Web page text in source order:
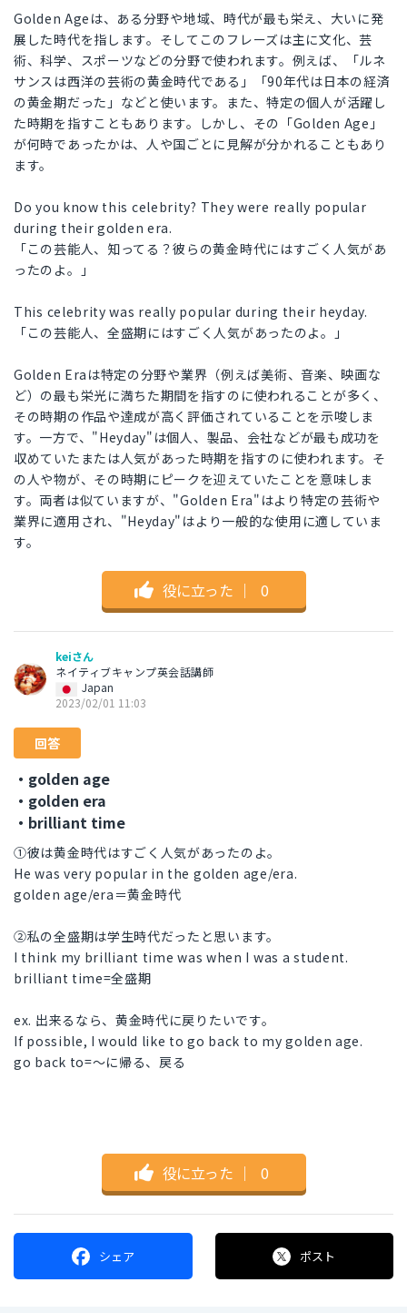
Golden Ageは、ある分野や地域、時代が最も栄え、大いに発
展した時代を指します。そしてこのフレーズは主に文化、芸
術、科学、スポーツなどの分野で使われます。例えば、「ルネ
サンスは西洋の芸術の黄金時代である」「90年代は日本の経済
の黄金期だった」などと使います。また、特定の個人が活躍し
た時期を指すこともあります。しかし、その「Golden Age」
が何時であったかは、人や国ごとに見解が分かれることもあり
ます。
Do you know this celebrity? They were really popular
during their golden era.
「この芸能人、知ってる？彼らの黄金時代にはすごく人気があ
ったのよ。」
This celebrity was really popular during their heyday.
「この芸能人、全盛期にはすごく人気があったのよ。」
Golden Eraは特定の分野や業界（例えば美術、音楽、映画な
ど）の最も栄光に満ちた期間を指すのに使われることが多く、
その時期の作品や達成が高く評価されていることを示唆しま
す。一方で、"Heyday"は個人、製品、会社などが最も成功を
収めていたまたは人気があった時期を指すのに使われます。そ
の人や物が、その時期にピークを迎えていたことを意味しま
す。両者は似ていますが、"Golden Era"はより特定の芸術や
業界に適用され、"Heyday"はより一般的な使用に適していま
す。
役に立った ｜ 0
keiさん
ネイティブキャンプ英会話講師
Japan
2023/02/01 11:03
回答
・golden age
・golden era
・brilliant time
①彼は黄金時代はすごく人気があったのよ。
He was very popular in the golden age/era.
golden age/era＝黄金時代
②私の全盛期は学生時代だったと思います。
I think my brilliant time was when I was a student.
brilliant time=全盛期
ex. 出来るなら、黄金時代に戻りたいです。
If possible, I would like to go back to my golden age.
go back to=～に帰る、戻る
役に立った ｜ 0
シェア ポスト